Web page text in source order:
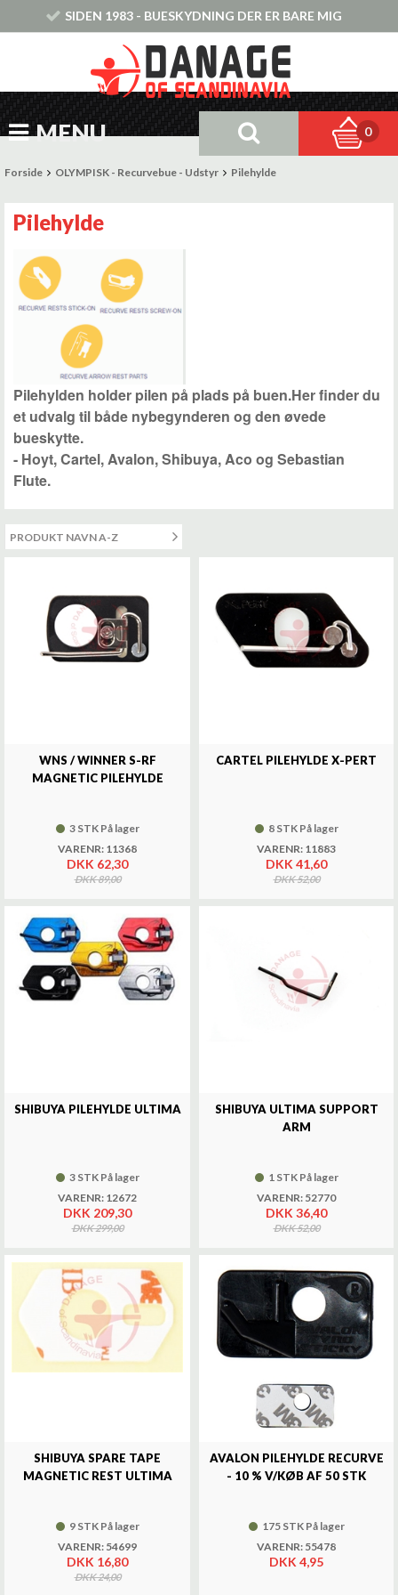
SIDEN 1983 - BUESKYDNING DER ER BARE MIG
MENU 0
Forside OLYMPISK - Recurvebue - Udstyr Pilehylde
Pilehylde
Pilehylden holder pilen på plads på buen.Her finder du
et udvalg til både nybegynderen og den øvede
bueskytte.
- Hoyt, Cartel, Avalon, Shibuya, Aco og Sebastian
Flute.
WNS / WINNER S-RF
MAGNETIC PILEHYLDE
3 STK På lager
VARENR: 11368
DKK 62,30
DKK 89,00
CARTEL PILEHYLDE X-PERT
8 STK På lager
VARENR: 11883
DKK 41,60
DKK 52,00
SHIBUYA PILEHYLDE ULTIMA
3 STK På lager
VARENR: 12672
DKK 209,30
DKK 299,00
SHIBUYA ULTIMA SUPPORT
ARM
1 STK På lager
VARENR: 52770
DKK 36,40
DKK 52,00
SHIBUYA SPARE TAPE
MAGNETIC REST ULTIMA
9 STK På lager
VARENR: 54699
DKK 16,80
DKK 24,00
AVALON PILEHYLDE RECURVE
- 10 % V/KØB AF 50 STK
175 STK På lager
VARENR: 55478
DKK 4,95